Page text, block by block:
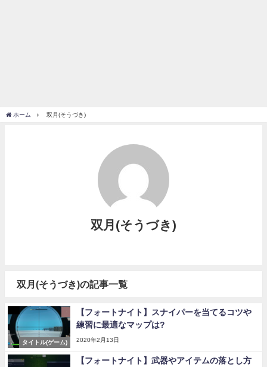
ホーム 双月(そうづき)
双月(そうづき)
双月(そうづき)の記事一覧
タイトル(ゲーム)
【フォートナイト】スナイパーを当てるコツや
練習に最適なマップは?
2020年2月13日
【フォートナイト】武器やアイテムの落とし方